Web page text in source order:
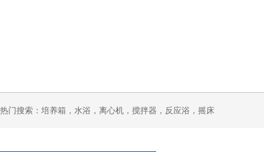
热门搜索：培养箱，水浴，离心机，搅拌器，反应浴，摇床